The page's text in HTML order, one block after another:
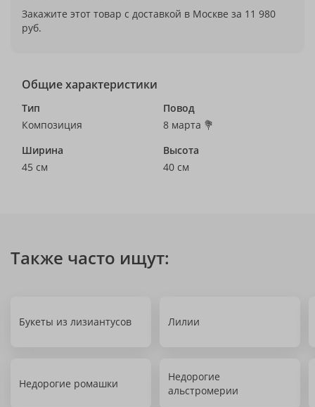
Закажите этот товар с доставкой в Москве за 11 980
руб.
Общие характеристики
Тип
Композиция
Повод
8 марта 💐
Ширина
45 см
Высота
40 см
Также часто ищут:
Букеты из лизиантусов Лилии
Недорогие ромашки
Недорогие
альстромерии